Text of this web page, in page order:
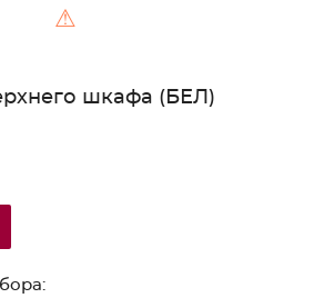
⚠
шкафа (БЕЛ)